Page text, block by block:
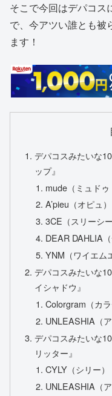
そこで今回はデパコス
で、今アツい誰とも被
ます！
デパコスみたいな
ップ』
mude（ミュドゥ
A’pieu（オピュ）
3CE（スリーシー
DEAR DAHLIA（
YNM（ワイエム
デパコスみたいな
イシャドウ』
Colorgram（カラ
UNLEASHIA（ア
デパコスみたいな
リッター』
CYLY（シリー）
UNLEASHIA（ア